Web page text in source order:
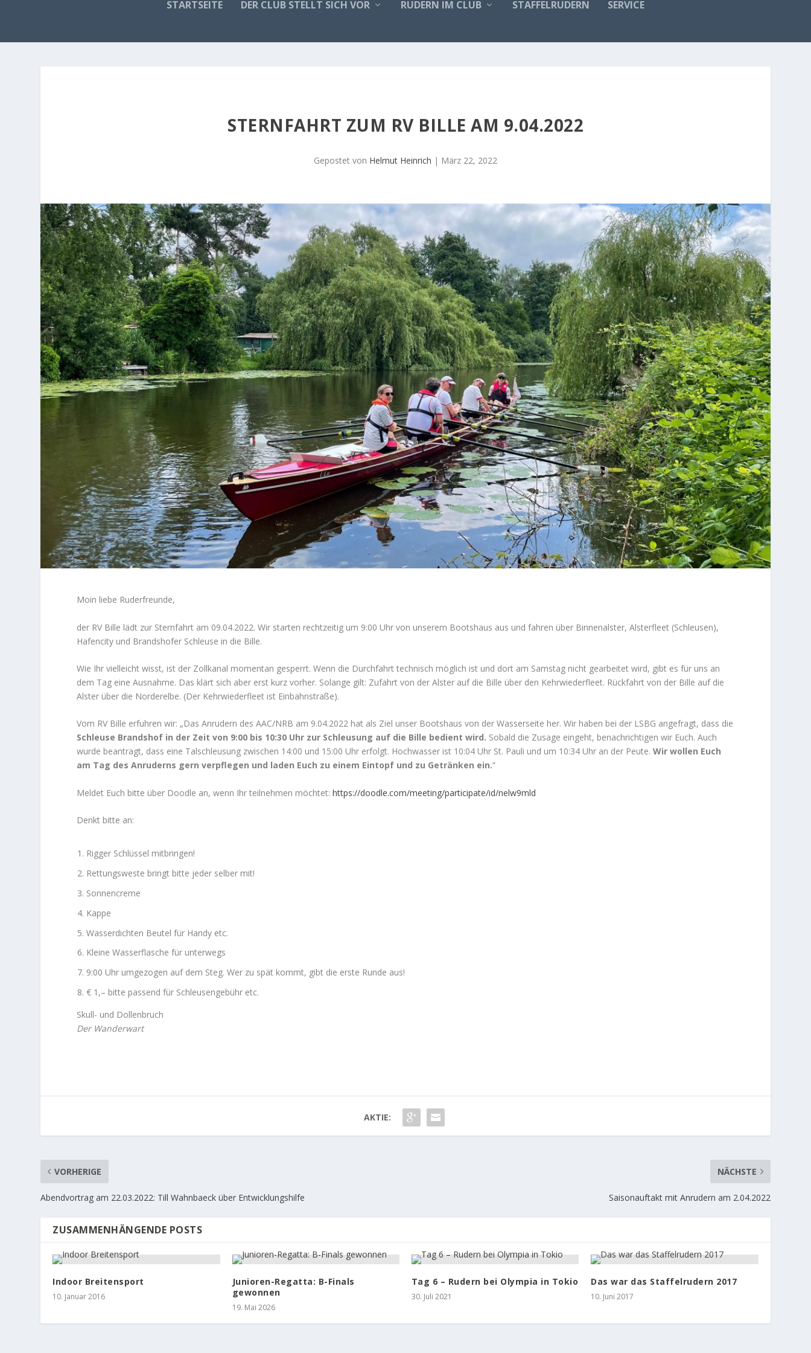
STARTSEITE DER CLUB STELLT SICH VOR RUDERN IM CLUB STAFFELRUDERN SERVICE
STERNFAHRT ZUM RV BILLE AM 9.04.2022
Gepostet von Helmut Heinrich | März 22, 2022
Moin liebe Ruderfreunde,
der RV Bille lädt zur Sternfahrt am 09.04.2022. Wir starten rechtzeitig um 9:00 Uhr von unserem Bootshaus aus und fahren über Binnenalster, Alsterfleet (Schleusen),
Hafencity und Brandshofer Schleuse in die Bille.
Wie Ihr vielleicht wisst, ist der Zollkanal momentan gesperrt. Wenn die Durchfahrt technisch möglich ist und dort am Samstag nicht gearbeitet wird, gibt es für uns an
dem Tag eine Ausnahme. Das klärt sich aber erst kurz vorher. Solange gilt: Zufahrt von der Alster auf die Bille über den Kehrwiederfleet. Rückfahrt von der Bille auf die
Alster über die Norderelbe. (Der Kehrwiederfleet ist Einbahnstraße).
Vom RV Bille erfuhren wir: „Das Anrudern des AAC/NRB am 9.04.2022 hat als Ziel unser Bootshaus von der Wasserseite her. Wir haben bei der LSBG angefragt, dass die
Schleuse Brandshof in der Zeit von 9:00 bis 10:30 Uhr zur Schleusung auf die Bille bedient wird. Sobald die Zusage eingeht, benachrichtigen wir Euch. Auch
wurde beantragt, dass eine Talschleusung zwischen 14:00 und 15:00 Uhr erfolgt. Hochwasser ist 10:04 Uhr St. Pauli und um 10:34 Uhr an der Peute.Wir wollen Euch
am Tag des Anruderns gern verpflegen und laden Euch zu einem Eintopf und zu Getränken ein.“
Meldet Euch bitte über Doodle an, wenn Ihr teilnehmen möchtet:https://doodle.com/meeting/participate/id/nelw9mld
Denkt bitte an:
Rigger Schlüssel mitbringen!
Rettungsweste bringt bitte jeder selber mit!
Sonnencreme
Kappe
Wasserdichten Beutel für Handy etc.
Kleine Wasserflasche für unterwegs
9:00 Uhr umgezogen auf dem Steg. Wer zu spät kommt, gibt die erste Runde aus!
€ 1,– bitte passend für Schleusengebühr etc.
Skull- und Dollenbruch
Der Wanderwart
AKTIE:
VORHERIGE
Abendvortrag am 22.03.2022: Till Wahnbaeck über Entwicklungshilfe
NÄCHSTE
Saisonauftakt mit Anrudern am 2.04.2022
ZUSAMMENHÄNGENDE POSTS
Indoor Breitensport
10. Januar 2016
Junioren-Regatta: B-Finals
gewonnen
19. Mai 2026
Tag 6 – Rudern bei Olympia in Tokio
30. Juli 2021
Das war das Staffelrudern 2017
10. Juni 2017